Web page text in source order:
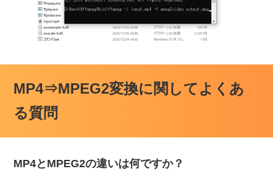
MP4⇒MPEG2変換に関してよくあ
る質問
MP4とMPEG2の違いは何ですか？